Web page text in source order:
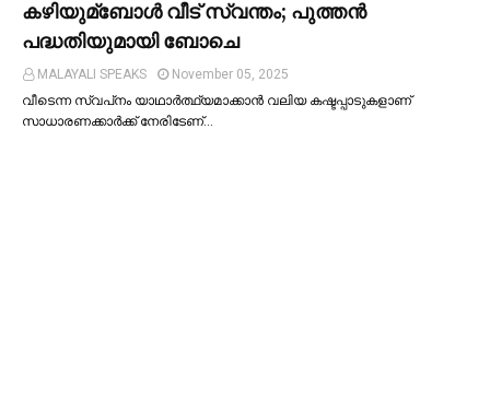
കഴിയുമ്ബോള്‍ വീട് സ്വന്തം; പുത്തന്‍
പദ്ധതിയുമായി ബോചെ
MALAYALI SPEAKS
November 05, 2025
വീടെന്ന സ്വപ്‌നം യാഥാര്‍ത്ഥ്യമാക്കാന്‍ വലിയ കഷ്ടപ്പാടുകളാണ്
സാധാരണക്കാര്‍ക്ക് നേരിടേണ്…